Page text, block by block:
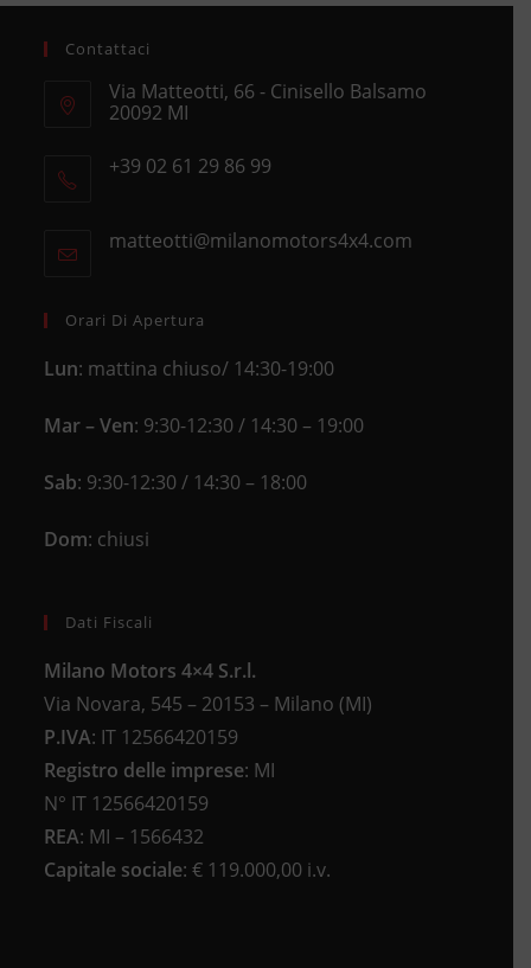
Contattaci
Via Matteotti, 66 - Cinisello Balsamo
20092 MI
in
+39 02 61 29 86 99
your
matteotti@milanomotors4x4.comOpens
Orari Di Apertura
Lun: mattina chiuso/ 14:30-19:00
Mar – Ven: 9:30-12:30 / 14:30 – 19:00
Sab: 9:30-12:30 / 14:30 – 18:00
Dom: chiusi
Dati Fiscali
Milano Motors 4×4 S.r.l.
Via Novara, 545 – 20153 – Milano (MI)
P.IVA: IT 12566420159
Registro delle imprese: MI
N° IT 12566420159
REA: MI – 1566432
Capitale sociale: € 119.000,00 i.v.